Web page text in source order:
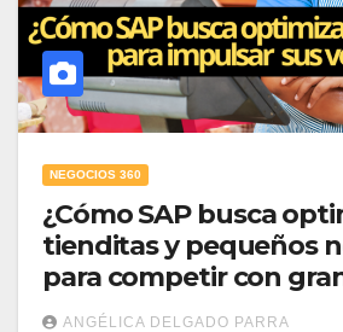
NEGOCIOS 360
¿Cómo SAP busca
tienditas y pequeños
para competir con
marcas?
ANGÉLICA DELGADO PARRA